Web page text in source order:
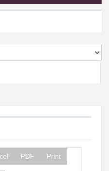
PDF Print